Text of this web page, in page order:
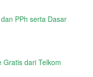
PPh serta Dasar
Gratis dari Telkom